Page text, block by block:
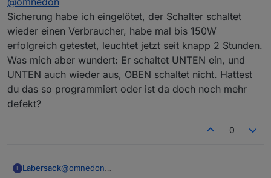
Ich habe jetzt mal Sicherungen in passender
Bauform bestellt, sollen morgen ankommen
(wenns's stimmt). Die kann ich in den einen
Schalter (BSM) einlöten. Ob die Sicherung aber
die Fehlerquelle oder nur das "Opfer" war,
wird ein Test zeigen müssen. Mit wieviel Watt
war der denn belastet? LED oder
Glühbirne/Halogen?
ca. 100 W über mehrere LED Leuchten.
Es wäre super, wenn Du ihn reparieren könntest.
Bei den beiden anderen Schaltern habe ich bis
jetzt keine Reparaturmöglichkeit, diese würde
ich dir entweder wieder defekt zurückschicken
oder für aggressivere Experimente und/oder
Wenn die beiden nicht funktionieren sollten, dann
kannst Du gerne mit denen experimentieren oder
Sicherung habe ich eingelötet, der Schalter schaltet
wieder einen Verbraucher, habe mal bis 150W
erfolgreich getestet, leuchtet jetzt seit knapp 2 Stunden.
Was mich aber wundert: Er schaltet UNTEN ein, und
UNTEN auch wieder aus, OBEN schaltet nicht. Hattest
du das so programmiert oder ist da doch noch mehr
defekt?
0
L Labersack@omnedon